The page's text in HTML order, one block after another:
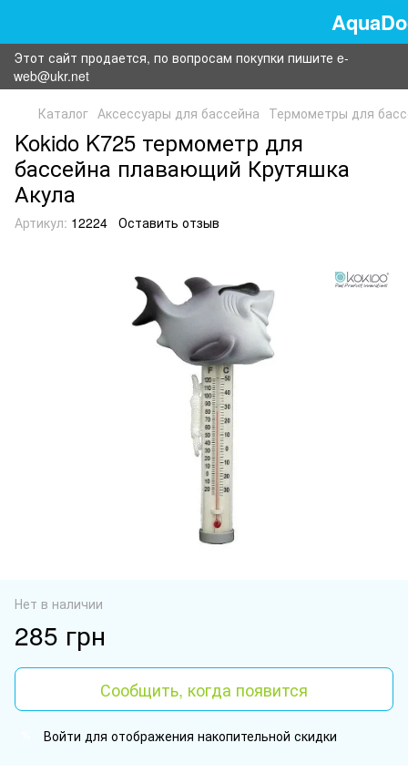
Этот сайт продается, по вопросам покупки пишите e-
web@ukr.net
Каталог Аксессуары для бассейна Термометры для
Kokido K725 термометр для
бассейна плавающий Крутяшка
Акула
Артикул: 12224 Оставить отзыв
Нет в наличии
285 грн
Сообщить, когда появится
Войти для отображения накопительной скидки